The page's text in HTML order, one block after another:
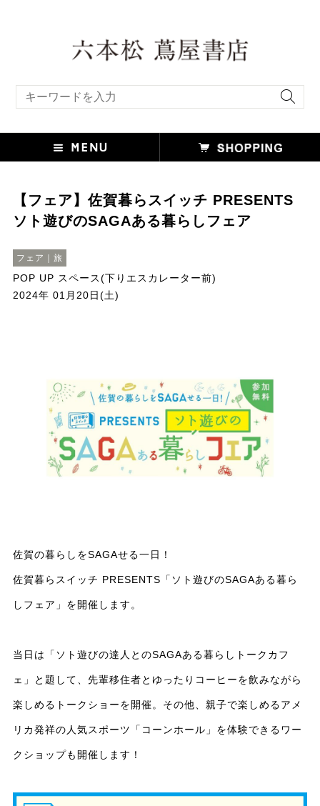
【フェア】佐賀暮らスイッチ PRESENTS
ソト遊びのSAGAある暮らしフェア
フェア｜旅
POP UP スペース(下りエスカレーター前)
2024年 01月20日(土)
佐賀の暮らしをSAGAせる一日！
佐賀暮らスイッチ PRESENTS「ソト遊びのSAGAある暮ら
しフェア」を開催します。
当日は「ソト遊びの達人とのSAGAある暮らしトークカフ
ェ」と題して、先輩移住者とゆったりコーヒーを飲みながら
楽しめるトークショーを開催。その他、親子で楽しめるアメ
リカ発祥の人気スポーツ「コーンホール」を体験できるワー
クショップも開催します！